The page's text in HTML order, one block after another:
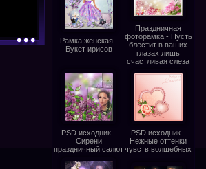
Рамка женская -
Букет ирисов
Праздничная
фоторамка - Пусть
блестит в ваших
глазах лишь
счастливая слеза
PSD исходник -
Сирени
праздничный салют
PSD исходник -
Нежные оттенки
чувств волшебных